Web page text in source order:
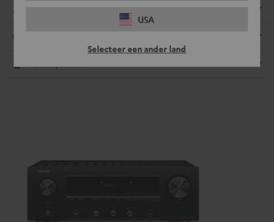
USA
Selecteer een ander land